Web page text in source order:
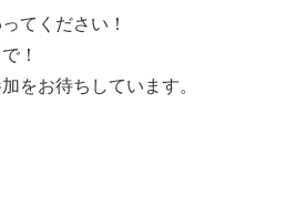
ください！
！
をお待ちしています。